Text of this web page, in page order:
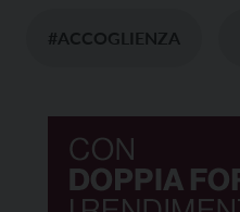
#ACCOGLIENZA